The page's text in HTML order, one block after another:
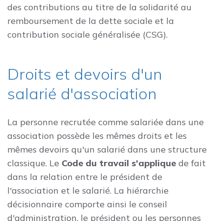
des contributions au titre de la solidarité au
remboursement de la dette sociale et la
contribution sociale généralisée (CSG).
Droits et devoirs d'un
salarié d'association
La personne recrutée comme salariée dans une
association possède les mêmes droits et les
mêmes devoirs qu'un salarié dans une structure
classique. Le Code du travail s'applique de fait
dans la relation entre le président de
l'association et le salarié. La hiérarchie
décisionnaire comporte ainsi le conseil
d'administration, le président ou les personnes